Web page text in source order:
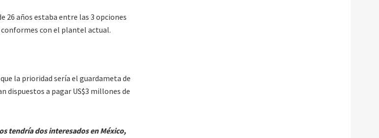
26 años estaba entre las 3 opciones
con el plantel actual.
la prioridad sería el guardameta de
dispuestos a pagar US$3 millones de
tendría dos interesados en México,